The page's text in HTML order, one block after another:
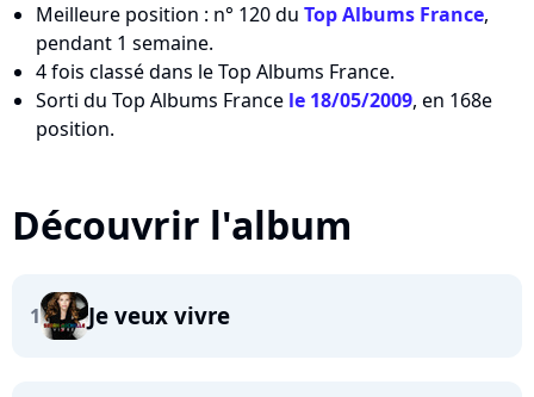
Meilleure position : n° 120 du Top Albums France,
pendant 1 semaine.
4 fois classé dans le Top Albums France.
Sorti du Top Albums France le 18/05/2009, en 168e
position.
Découvrir l'album
1 Je veux vivre